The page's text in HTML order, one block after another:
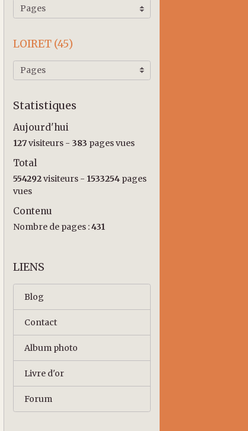
LOIRET (45)
Statistiques
Aujourd'hui
127visiteurs - 383 pages vues
Total
554292visiteurs - 1533254 pages
vues
Contenu
Nombre de pages :431
LIENS
Blog
Contact
Album photo
Livre d'or
Forum